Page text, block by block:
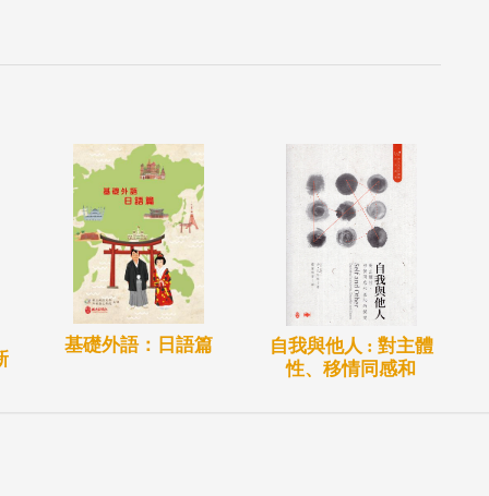
基礎外語：日語篇
自我與他人 : 對主體
性、移情同感和